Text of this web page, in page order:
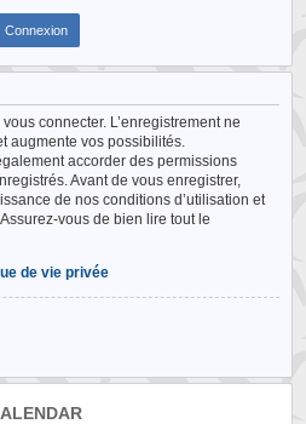
connecter. L’enregistrement ne
augmente vos possibilités.
accorder des permissions
Avant de vous enregistrer,
de nos conditions d’utilisation et
vous de bien lire tout le
de vie privée